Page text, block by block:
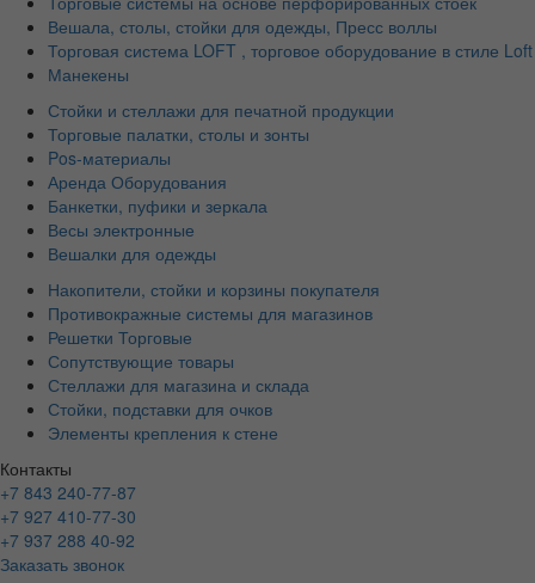
Вешала, столы, стойки для одежды, Пресс воллы
Торговая система LOFT , торговое оборудование в стиле Loft
Манекены
Стойки и стеллажи для печатной продукции
Торговые палатки, столы и зонты
Pos-материалы
Аренда Оборудования
Банкетки, пуфики и зеркала
Весы электронные
Вешалки для одежды
Накопители, стойки и корзины покупателя
Противокражные системы для магазинов
Решетки Торговые
Сопутствующие товары
Стеллажи для магазина и склада
Стойки, подставки для очков
Элементы крепления к стене
Контакты
+7 843 240-77-87
+7 927 410-77-30
+7 937 288 40-92
Заказать звонок